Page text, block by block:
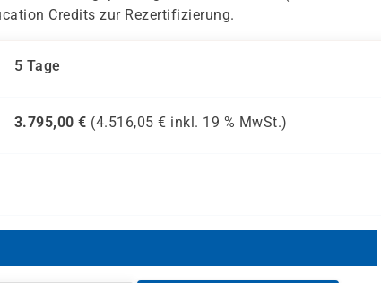
Credits zur Rezertifizierung.
5 Tage
3.795,00 € (4.516,05 € inkl. 19 % MwSt.)